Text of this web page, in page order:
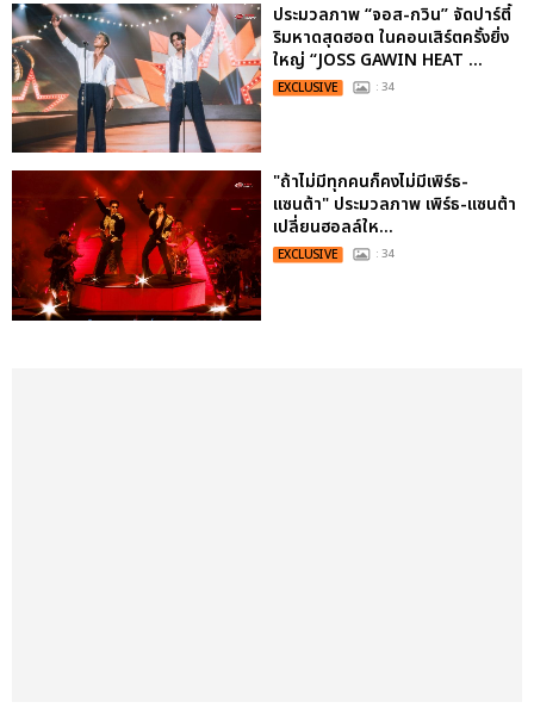
ประมวลภาพ “จอส-กวิน” จัดปาร์ตี้
ริมหาดสุดฮอต ในคอนเสิร์ตครั้งยิ่ง
ใหญ่ “JOSS GAWIN HEAT ...
EXCLUSIVE : 34
"ถ้าไม่มีทุกคนก็คงไม่มีเพิร์ธ-
แซนต้า" ประมวลภาพ เพิร์ธ-แซนต้า
เปลี่ยนฮอลล์ให...
EXCLUSIVE : 34